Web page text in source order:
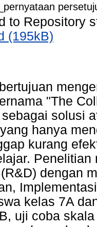
to Repository
(195kB)
"The
solusi
hanya
kurang
dengan
kelas 7A
uji coba